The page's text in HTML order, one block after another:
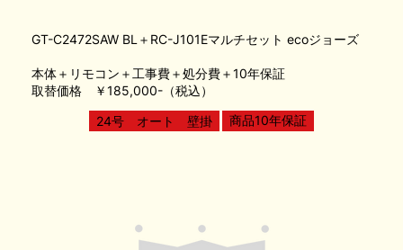
GT-C2472SAW BL＋RC-J101Eマルチセット ecoジョーズ
本体＋リモコン＋工事費＋処分費＋10年保証
取替価格 ￥185,000-（税込）
24号 オート 壁掛
商品10年保証